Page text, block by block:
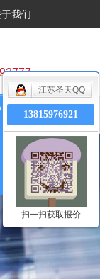
我们
江苏圣天QQ
13815976921
扫一扫获取报价